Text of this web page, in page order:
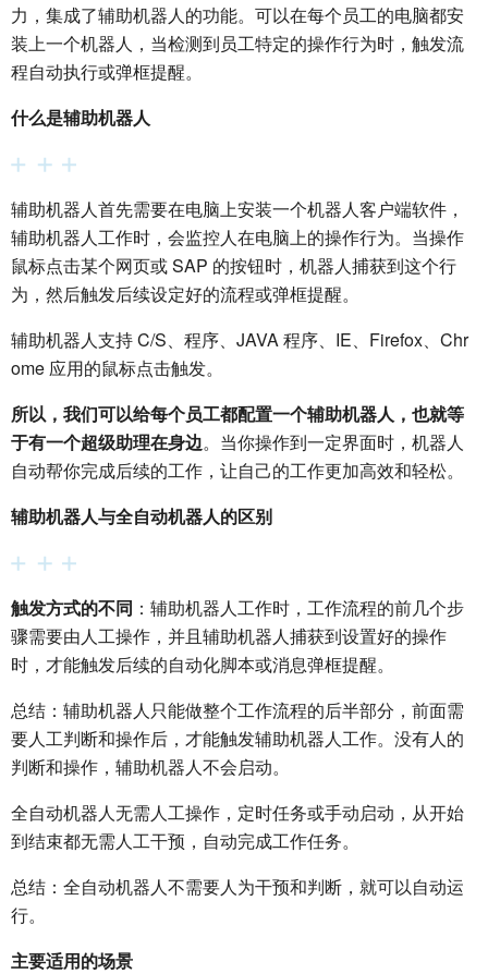
力，集成了辅助机器人的功能。可以在每个员工的电脑都安
装上一个机器人，当检测到员工特定的操作行为时，触发流
程自动执行或弹框提醒。
什么是辅助机器人
辅助机器人首先需要在电脑上安装一个机器人客户端软件，
辅助机器人工作时，会监控人在电脑上的操作行为。当操作
鼠标点击某个网页或 SAP 的按钮时，机器人捕获到这个行
为，然后触发后续设定好的流程或弹框提醒。
辅助机器人支持 C/S、程序、JAVA 程序、IE、Firefox、Chr
ome 应用的鼠标点击触发。
所以，我们可以给每个员工都配置一个辅助机器人，也就等
于有一个超级助理在身边。当你操作到一定界面时，机器人
自动帮你完成后续的工作，让自己的工作更加高效和轻松。
辅助机器人与全自动机器人的区别
触发方式的不同 ：辅助机器人工作时，工作流程的前几个步
骤需要由人工操作，并且辅助机器人捕获到设置好的操作
时，才能触发后续的自动化脚本或消息弹框提醒。
总结：辅助机器人只能做整个工作流程的后半部分，前面需
要人工判断和操作后，才能触发辅助机器人工作。没有人的
判断和操作，辅助机器人不会启动。
全自动机器人无需人工操作，定时任务或手动启动，从开始
到结束都无需人工干预，自动完成工作任务。
总结：全自动机器人不需要人为干预和判断，就可以自动运
行。
主要适用的场景